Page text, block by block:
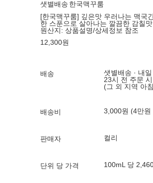
샛별배송 한국맥꾸룸
[한국맥꾸룸] 깊은맛 우러나는 맥국
한 스푼으로 살아나는 깔끔한 감칠맛
원산지: 상품설명/상세정보 참조
12,300원
배송
샛별배송 · 내
23시 전 주문
(그 외 지역 아
배송비 3,000원 (4만원
판매자 컬리
단위 당 가격 100mL 당